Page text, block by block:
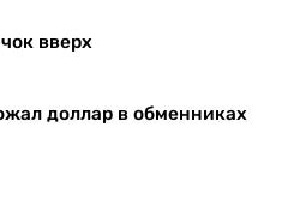
вверх
доллар в обменниках